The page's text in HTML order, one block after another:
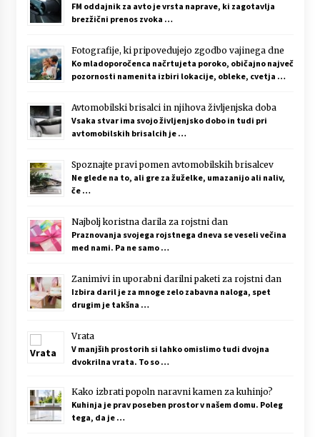
FM oddajnik za avto je vrsta naprave, ki zagotavlja
brezžični prenos zvoka …
Fotografije, ki pripovedujejo zgodbo vajinega dne
Ko mladoporočenca načrtujeta poroko, običajno največ
pozornosti namenita izbiri lokacije, obleke, cvetja …
Avtomobilski brisalci in njihova življenjska doba
Vsaka stvar ima svojo življenjsko dobo in tudi pri
avtomobilskih brisalcih je …
Spoznajte pravi pomen avtomobilskih brisalcev
Ne glede na to, ali gre za žuželke, umazanijo ali naliv,
če …
Najbolj koristna darila za rojstni dan
Praznovanja svojega rojstnega dneva se veseli večina
med nami. Pa ne samo …
Zanimivi in uporabni darilni paketi za rojstni dan
Izbira daril je za mnoge zelo zabavna naloga, spet
drugim je takšna …
Vrata
V manjših prostorih si lahko omislimo tudi dvojna
dvokrilna vrata. To so …
Kako izbrati popoln naravni kamen za kuhinjo?
Kuhinja je prav poseben prostor v našem domu. Poleg
tega, da je …